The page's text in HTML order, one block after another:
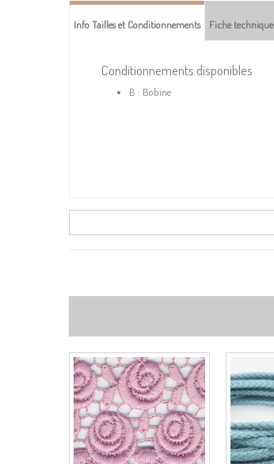
Info Tailles et Conditionnements Fiche technique
Conditionnements disponibles
B : Bobine